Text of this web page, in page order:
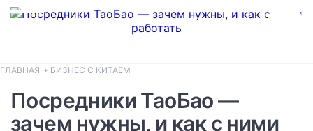
ГЛАВНАЯ БИЗНЕС С КИТАЕМ
Посредники ТаоБао —
зачем нужны, и как с ними